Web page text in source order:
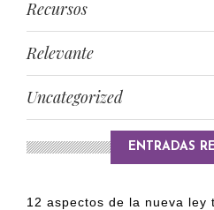
Recursos
Relevante
Uncategorized
ENTRADAS
12 aspectos de la nueva ley